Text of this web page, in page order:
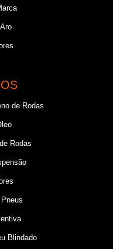
de Rodas
Rodas
Blindado